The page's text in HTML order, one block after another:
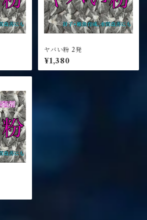
ヤバい粉 2発
¥1,380